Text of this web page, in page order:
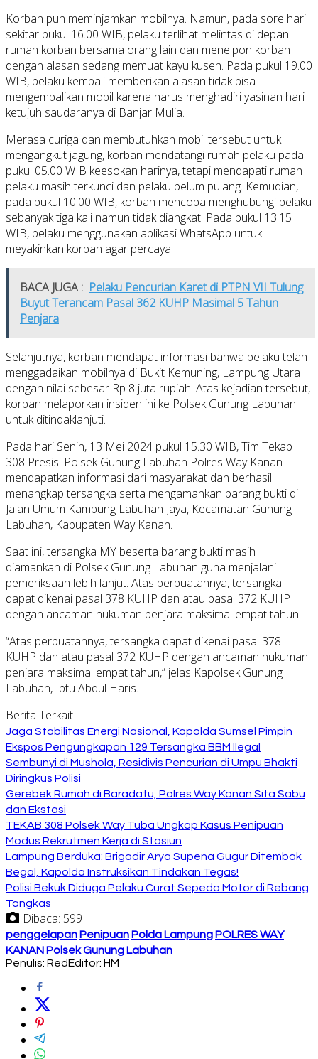
Korban pun meminjamkan mobilnya. Namun, pada sore hari
sekitar pukul 16.00 WIB, pelaku terlihat melintas di depan
rumah korban bersama orang lain dan menelpon korban
dengan alasan sedang memuat kayu kusen. Pada pukul 19.00
WIB, pelaku kembali memberikan alasan tidak bisa
mengembalikan mobil karena harus menghadiri yasinan hari
ketujuh saudaranya di Banjar Mulia.
Merasa curiga dan membutuhkan mobil tersebut untuk
mengangkut jagung, korban mendatangi rumah pelaku pada
pukul 05.00 WIB keesokan harinya, tetapi mendapati rumah
pelaku masih terkunci dan pelaku belum pulang. Kemudian,
pada pukul 10.00 WIB, korban mencoba menghubungi pelaku
sebanyak tiga kali namun tidak diangkat. Pada pukul 13.15
WIB, pelaku menggunakan aplikasi WhatsApp untuk
meyakinkan korban agar percaya.
BACA JUGA : Pelaku Pencurian Karet di PTPN VII Tulung
Buyut Terancam Pasal 362 KUHP Masimal 5 Tahun
Penjara
Selanjutnya, korban mendapat informasi bahwa pelaku telah
menggadaikan mobilnya di Bukit Kemuning, Lampung Utara
dengan nilai sebesar Rp 8 juta rupiah. Atas kejadian tersebut,
korban melaporkan insiden ini ke Polsek Gunung Labuhan
untuk ditindaklanjuti.
Pada hari Senin, 13 Mei 2024 pukul 15.30 WIB, Tim Tekab
308 Presisi Polsek Gunung Labuhan Polres Way Kanan
mendapatkan informasi dari masyarakat dan berhasil
menangkap tersangka serta mengamankan barang bukti di
Jalan Umum Kampung Labuhan Jaya, Kecamatan Gunung
Labuhan, Kabupaten Way Kanan.
Saat ini, tersangka MY beserta barang bukti masih
diamankan di Polsek Gunung Labuhan guna menjalani
pemeriksaan lebih lanjut. Atas perbuatannya, tersangka
dapat dikenai pasal 378 KUHP dan atau pasal 372 KUHP
dengan ancaman hukuman penjara maksimal empat tahun.
“Atas perbuatannya, tersangka dapat dikenai pasal 378
KUHP dan atau pasal 372 KUHP dengan ancaman hukuman
penjara maksimal empat tahun,” jelas Kapolsek Gunung
Labuhan, Iptu Abdul Haris.
Berita Terkait
Jaga Stabilitas Energi Nasional, Kapolda Sumsel Pimpin
Ekspos Pengungkapan 129 Tersangka BBM Ilegal
Sembunyi di Mushola, Residivis Pencurian di Umpu Bhakti
Diringkus Polisi
Gerebek Rumah di Baradatu, Polres Way Kanan Sita Sabu
dan Ekstasi
TEKAB 308 Polsek Way Tuba Ungkap Kasus Penipuan
Modus Rekrutmen Kerja di Stasiun
Lampung Berduka: Brigadir Arya Supena Gugur Ditembak
Begal, Kapolda Instruksikan Tindakan Tegas!
Polisi Bekuk Diduga Pelaku Curat Sepeda Motor di Rebang
Tangkas
Dibaca: 599
penggelapan Penipuan Polda Lampung POLRES WAY
KANAN Polsek Gunung Labuhan
Penulis: RedEditor: HM